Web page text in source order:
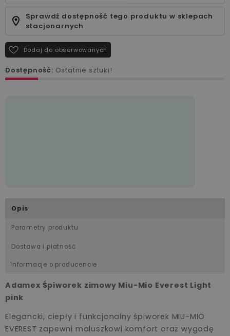
Sprawdź dostępność tego produktu w sklepach
stacjonarnych
Dodaj do obserwowanych
Dostępność: Ostatnie sztuki!
Opis
Parametry produktu
Dostawa i płatność
Informacje o producencie
Adamex Śpiworek zimowy Miu-Mio Everest Light
pink
Elegancki, ciepły i funkcjonalny śpiworek MIU-MIO
EVEREST zapewni maluszkowi komfort oraz wygodę